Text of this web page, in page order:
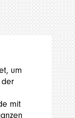
um
der
mit